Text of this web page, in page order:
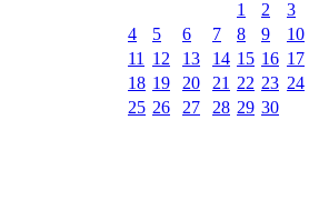
1
2
3
4
5 6 7 8 9
10
11
12 13 14 15 16 17
18 19 20 21 22 23 24
25 26 27 28 29 30